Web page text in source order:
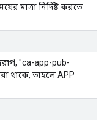
মাত্রা নির্দিষ্ট করতে
"ca-app-pub-
থাকে, তাহলে APP